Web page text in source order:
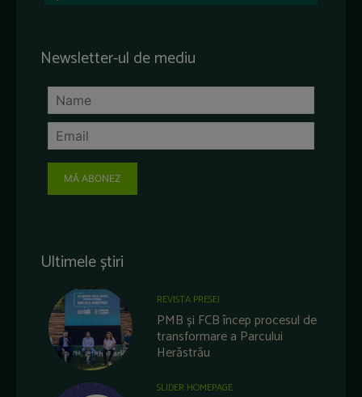
Newsletter-ul de mediu
MĂ ABONEZ
Ultimele știri
REVISTA PRESEI
PMB și FCB încep procesul de
transformare a Parcului
Herăstrău
SLIDER HOMEPAGE